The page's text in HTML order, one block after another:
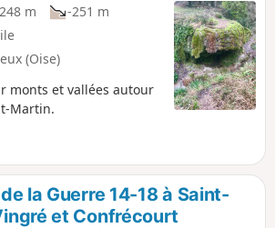
m
-251 m
(Oise)
monts et vallées autour
Martin.
la Guerre 14-18 à Saint-
et Confrécourt